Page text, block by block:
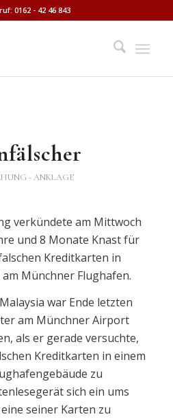
0162 - 42 46 843
- ANKLAGE
verkündete am Mittwoch
und 8 Monate Knast für
Kreditkarten in
Münchner Flughafen.
war Ende letzten
am Münchner Airport
als er gerade versuchte,
Kreditkarten in einem
zu
sich ein ums
seiner Karten zu